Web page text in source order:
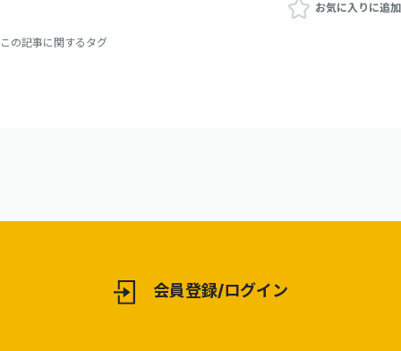
お気に入りに追加
この記事に関するタグ
会員登録/ログイン